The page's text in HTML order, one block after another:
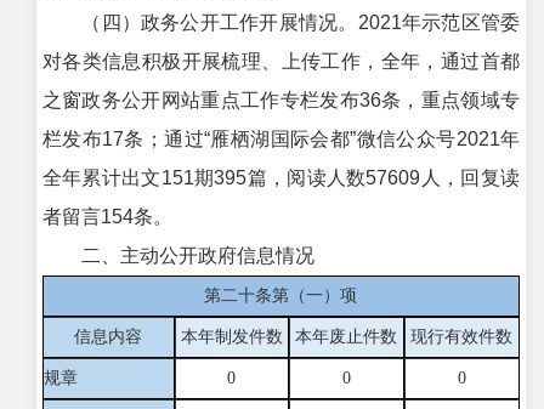
（四）政务公开工作开展情况。2021年示范区管委
对各类信息积极开展梳理、上传工作，全年，通过首都
之窗政务公开网站重点工作专栏发布36条，重点领域专
栏发布17条；通过“雁栖湖国际会都”微信公众号2021年
全年累计出文151期395篇，阅读人数57609人，回复读
者留言154条。
二、主动公开政府信息情况
第二十条第（一）项
信息内容 本年制发件数 本年废止件数 现行有效件数
规章 0 0 0